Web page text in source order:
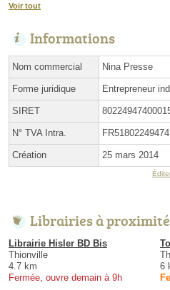
Voir tout
Informations
Nom commercial Nina Presse
Forme juridique Entrepreneur
SIRET
N° TVA Intra. FR51802249474
Création 25 mars 2014
Librairies à proximité
Librairie Hisler BD Bis
Thionville
4.7 km
Fermée, ouvre demain à 9h
6